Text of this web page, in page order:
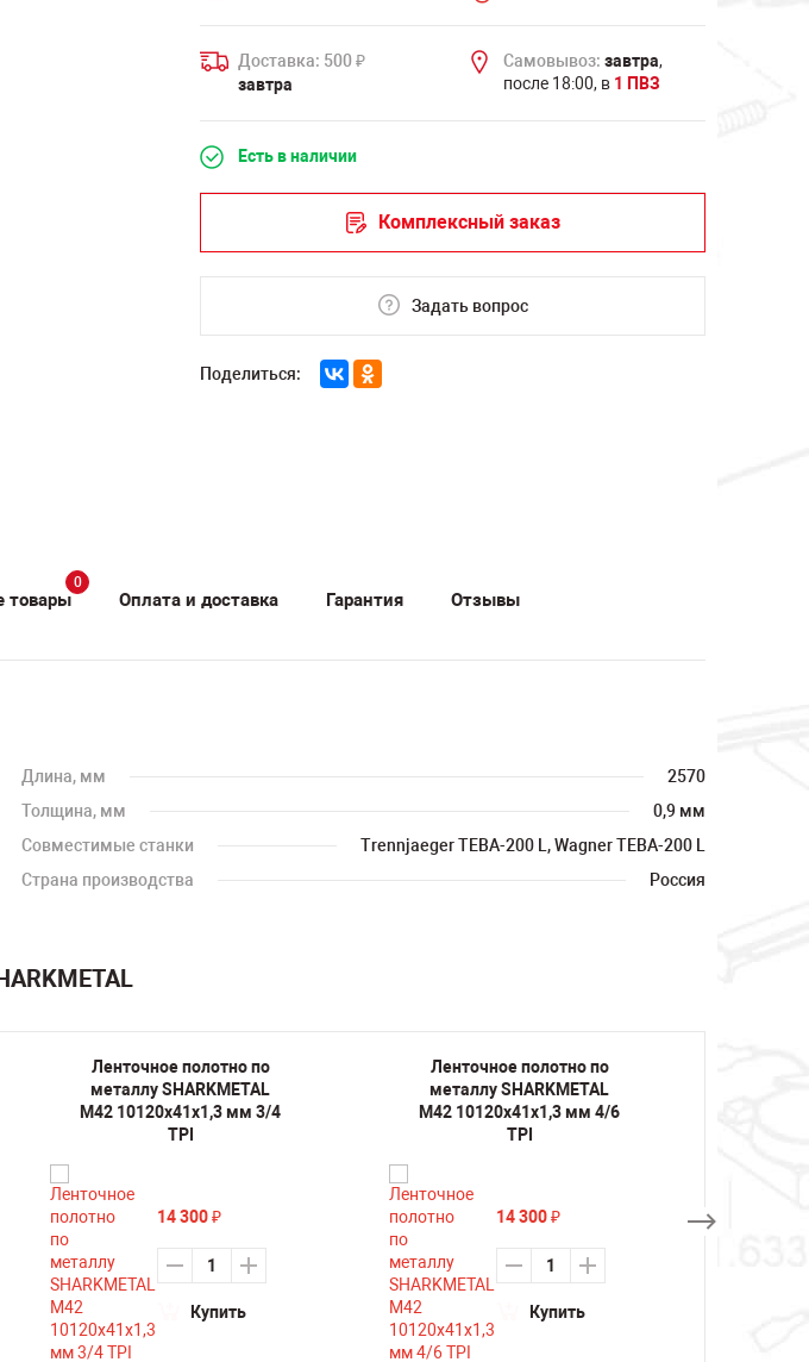
Доставка: 500 ₽
завтра
Самовывоз: завтра,
после 18:00, в 1 ПВЗ
Есть в наличии
Комплексный заказ
Задать вопрос
Поделиться:
товары
0
Оплата и доставка Гарантия Отзывы
Длина, мм
2570
Толщина, мм
0,9 мм
Совместимые станки
Trennjaeger TEBA-200 L, Wagner TEBA-200 L
Страна производства
Россия
Ленточное полотно по
металлу SHARKMETAL
M42 10120х41х1,3 мм 3/4
TPI
14 300 ₽
Купить
Ленточное полотно по
металлу SHARKMETAL
M42 10120х41х1,3 мм 4/6
TPI
14 300 ₽
Купить